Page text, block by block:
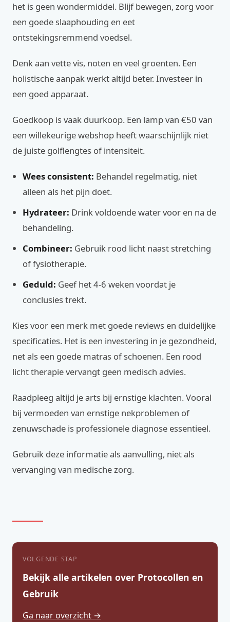
het is geen wondermiddel. Blijf bewegen, zorg voor
een goede slaaphouding en eet
ontstekingsremmend voedsel.
Denk aan vette vis, noten en veel groenten. Een
holistische aanpak werkt altijd beter. Investeer in
een goed apparaat.
Goedkoop is vaak duurkoop. Een lamp van €50 van
een willekeurige webshop heeft waarschijnlijk niet
de juiste golflengtes of intensiteit.
Wees consistent: Behandel regelmatig, niet
alleen als het pijn doet.
Hydrateer: Drink voldoende water voor en na de
behandeling.
Combineer: Gebruik rood licht naast stretching
of fysiotherapie.
Geduld: Geef het 4-6 weken voordat je
conclusies trekt.
Kies voor een merk met goede reviews en duidelijke
specificaties. Het is een investering in je gezondheid,
net als een goede matras of schoenen. Een rood
licht therapie vervangt geen medisch advies.
Raadpleeg altijd je arts bij ernstige klachten. Vooral
bij vermoeden van ernstige nekproblemen of
zenuwschade is professionele diagnose essentieel.
Gebruik deze informatie als aanvulling, niet als
vervanging van medische zorg.
VOLGENDE STAP
Bekijk alle artikelen over Protocollen en
Gebruik
Ga naar overzicht →